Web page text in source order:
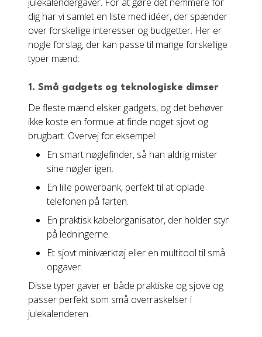
dig har vi samlet en liste med idéer, der spænder
over forskellige interesser og budgetter. Her er
nogle forslag, der kan passe til mange forskellige
typer mænd:
1. Små gadgets og teknologiske dimser
De fleste mænd elsker gadgets, og det behøver
ikke koste en formue at finde noget sjovt og
brugbart. Overvej for eksempel:
En smart nøglefinder, så han aldrig mister
sine nøgler igen.
En lille powerbank, perfekt til at oplade
telefonen på farten.
En praktisk kabelorganisator, der holder styr
på ledningerne.
Et sjovt miniværktøj eller en multitool til små
opgaver.
Disse typer gaver er både praktiske og sjove og
passer perfekt som små overraskelser i
julekalenderen.